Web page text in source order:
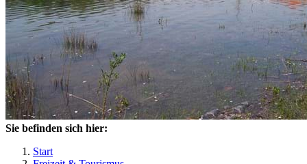
Sie befinden sich hier:
Start